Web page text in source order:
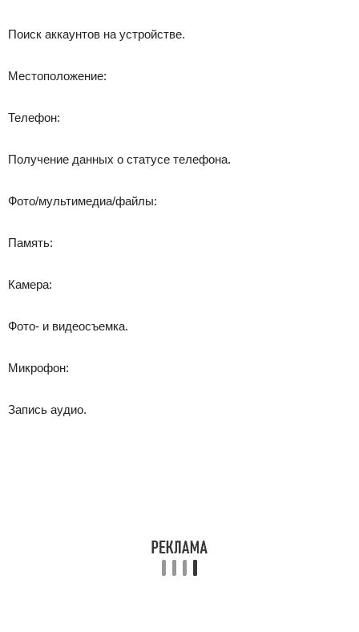
Поиск аккаунтов на устройстве.
Местоположение:
Телефон:
Получение данных о статусе телефона.
Фото/мультимедиа/файлы:
Память:
Камера:
Фото- и видеосъемка.
Микрофон:
Запись аудио.